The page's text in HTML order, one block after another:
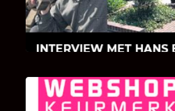
Hans Boerema motiveert in
klinkers en tegels!
KLANT